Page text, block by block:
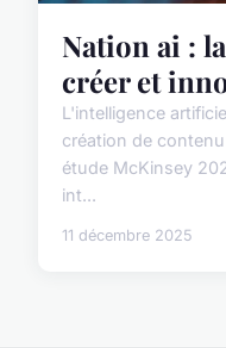
Nation ai :
créer et
L'intelligence
création de
étude McKinsey
int...
11 décembre 2025